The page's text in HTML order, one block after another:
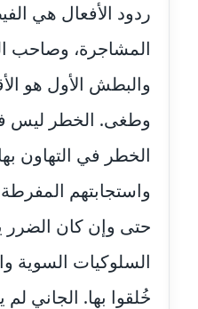
مدونة أميرة
عاملة
مدونة أميرة
عاملة
مدونة انجي
عاملة
مدونة آيات
مدونة ايمان
ردود الأفعال هي
المشاجرة، وصاحب
والبطش الأول هو
وطغى. الخطر ليس
الخطر في التهاون
واستجابتهم
حتى وإن كان الضرر
السلوكيات السوية
خُلقوا بها. الجاني لم